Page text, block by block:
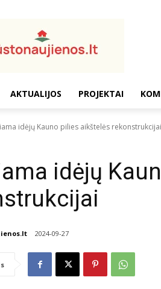
AKTUALIJOS PROJEKTAI
idėjų Kauno pilies aikštelės rekonstrukcijai
idėjų
2024-09-27